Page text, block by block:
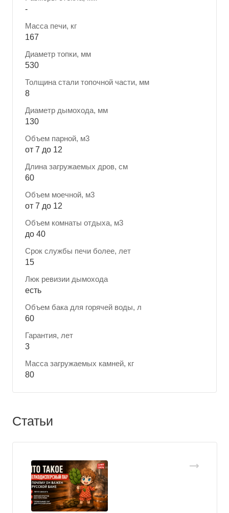
-
Масса печи, кг
167
Диаметр топки, мм
530
Толщина стали топочной части, мм
8
Диаметр дымохода, мм
130
Объем парной, м3
от 7 до 12
Длина загружаемых дров, см
60
Объем моечной, м3
от 7 до 12
Объем комнаты отдыха, м3
до 40
Срок службы печи более, лет
15
Люк ревизии дымохода
есть
Объем бака для горячей воды, л
60
Гарантия, лет
3
Масса загружаемых камней, кг
80
Статьи